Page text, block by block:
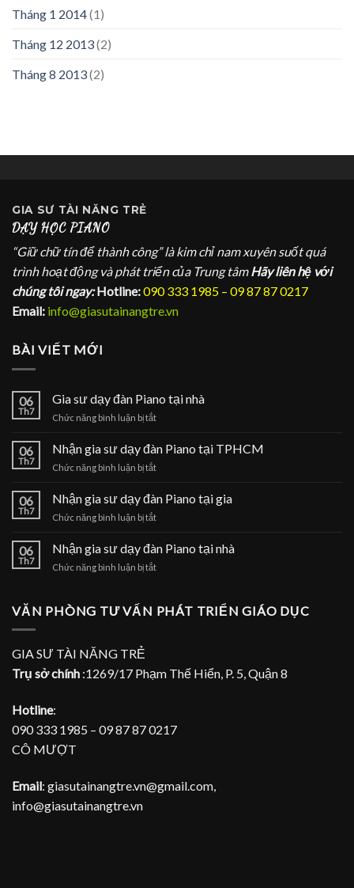
Tháng 1 2014(1)
Tháng 12 2013(2)
Tháng 8 2013(2)
GIA SƯ TÀI NĂNG TRẺ
DẠY HỌC PIANO
“Giữ chữ tín để thành công” là kim chỉ nam xuyên suốt quá
trình hoạt động và phát triển của Trung tâm Hãy liên hệ với
chúng tôi ngay: Hotline:090 333 1985 – 09 87 87 0217
Email: info@giasutainangtre.vn
BÀI VIẾT MỚI
06
Th7
Gia sư dạy đàn Piano tại nhà
Chức năng bình luận bị tắtở
dạy
đàn
tại
06
Th7
Nhận gia sư dạy đàn Piano tại TPHCM
Chức năng bình luận bị tắtở
gia
sư
dạy
Piano
TPHCM
06
Th7
Nhận gia sư dạy đàn Piano tại gia
Chức năng bình luận bị tắtở
gia
sư
dạy
tại
06
Th7
Nhận gia sư dạy đàn Piano tại nhà
Chức năng bình luận bị tắtở
sư
nhà
VĂN PHÒNG TƯ VẤN PHÁT TRIỂN GIÁO DỤC
GIA SƯ TÀI NĂNG TRẺ
Trụ sở chính :1269/17 Phạm Thế Hiển, P. 5, Quận 8
Hotline:
090 333 1985 – 09 87 87 0217
CÔ MƯỢT
Email: giasutainangtre.vn@gmail.com,
info@giasutainangtre.vn